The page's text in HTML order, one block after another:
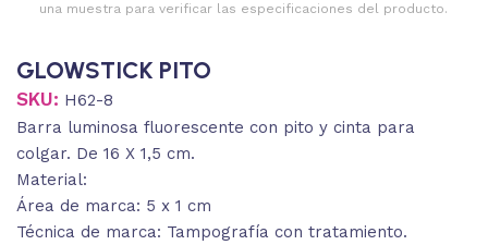
una muestra para verificar las especificaciones del producto.
GLOWSTICK PITO
SKU: H62-8
Barra luminosa fluorescente con pito y cinta para
colgar. De 16 X 1,5 cm.
Material:
Área de marca: 5 x 1 cm
Técnica de marca: Tampografía con tratamiento.